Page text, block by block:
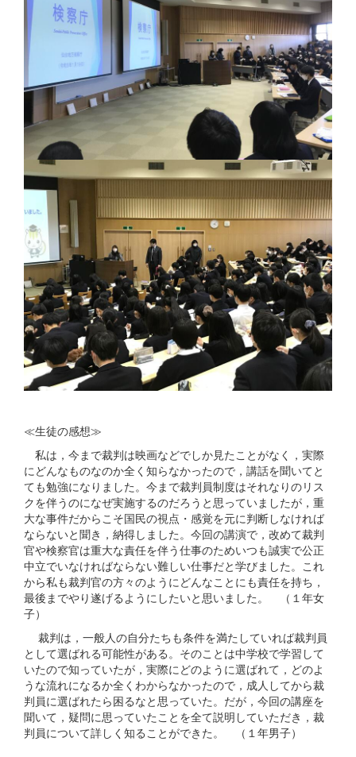
≪生徒の感想≫
私は，今まで裁判は映画などでしか見たことがなく，実際
にどんなものなのか全く知らなかったので，講話を聞いてと
ても勉強になりました。今まで裁判員制度はそれなりのリス
クを伴うのになぜ実施するのだろうと思っていましたが，重
大な事件だからこそ国民の視点・感覚を元に判断しなければ
ならないと聞き，納得しました。今回の講演で，改めて裁判
官や検察官は重大な責任を伴う仕事のためいつも誠実で公正
中立でいなければならない難しい仕事だと学びました。これ
から私も裁判官の方々のようにどんなことにも責任を持ち，
最後までやり遂げるようにしたいと思いました。 （１年女
子）
裁判は，一般人の自分たちも条件を満たしていれば裁判員
として選ばれる可能性がある。そのことは中学校で学習して
いたので知っていたが，実際にどのように選ばれて，どのよ
うな流れになるか全くわからなかったので，成人してから裁
判員に選ばれたら困るなと思っていた。だが，今回の講座を
聞いて，疑問に思っていたことを全て説明していただき，裁
判員について詳しく知ることができた。 （１年男子）